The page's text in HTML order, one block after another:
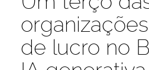
de lucro no